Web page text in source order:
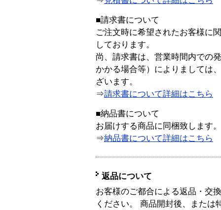
■請求書について
ご注文時に希望されたお客様に
しております。
尚、請求書は、営業時間内での
かかる場合等）によりましては
ざいます。
⇒請求書について詳細はこちら
■納品書について
お届けする商品に同梱致します。
⇒納品書について詳細はこちら
返品について
お客様のご都合による返品・交
ください。 商品開封後、または